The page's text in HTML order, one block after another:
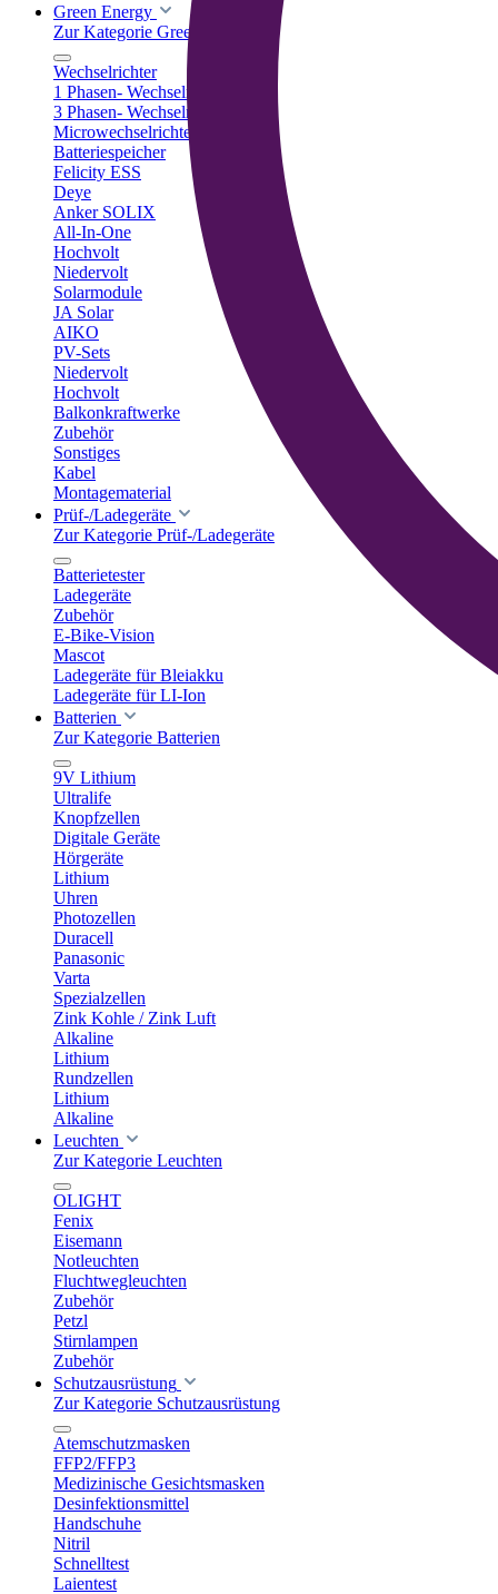
Green Energy
Zur Kategorie Green Energy
Wechselrichter
1 Phasen- Wechselrichter
3 Phasen- Wechselrichter
Microwechselrichter
Batteriespeicher
Felicity ESS
Deye
Anker SOLIX
All-In-One
Hochvolt
Niedervolt
Solarmodule
JA Solar
AIKO
PV-Sets
Niedervolt
Hochvolt
Balkonkraftwerke
Zubehör
Sonstiges
Kabel
Montagematerial
Prüf-/Ladegeräte
Zur Kategorie Prüf-/Ladegeräte
Batterietester
Ladegeräte
Zubehör
E-Bike-Vision
Mascot
Ladegeräte für Bleiakku
Ladegeräte für LI-Ion
Batterien
Zur Kategorie Batterien
9V Lithium
Ultralife
Knopfzellen
Digitale Geräte
Hörgeräte
Lithium
Uhren
Photozellen
Duracell
Panasonic
Varta
Spezialzellen
Zink Kohle / Zink Luft
Alkaline
Lithium
Rundzellen
Lithium
Alkaline
Leuchten
Zur Kategorie Leuchten
OLIGHT
Fenix
Eisemann
Notleuchten
Fluchtwegleuchten
Zubehör
Petzl
Stirnlampen
Zubehör
Schutzausrüstung
Zur Kategorie Schutzausrüstung
Atemschutzmasken
FFP2/FFP3
Medizinische Gesichtsmasken
Desinfektionsmittel
Handschuhe
Nitril
Schnelltest
Laientest